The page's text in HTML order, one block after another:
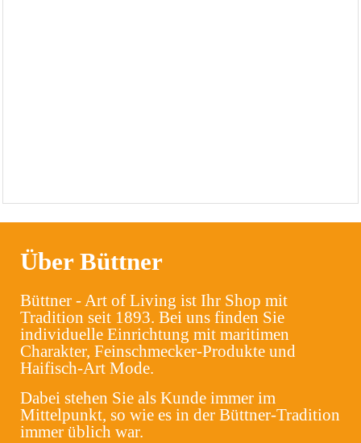
Über Büttner
Büttner - Art of Living ist Ihr Shop mit
Tradition seit 1893. Bei uns finden Sie
individuelle Einrichtung mit maritimen
Charakter, Feinschmecker-Produkte und
Haifisch-Art Mode.
Dabei stehen Sie als Kunde immer im
Mittelpunkt, so wie es in der Büttner-Tradition
immer üblich war.